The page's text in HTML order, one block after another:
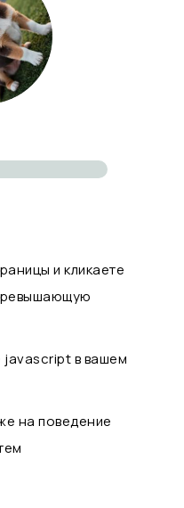
и кликаете
в вашем
на поведение